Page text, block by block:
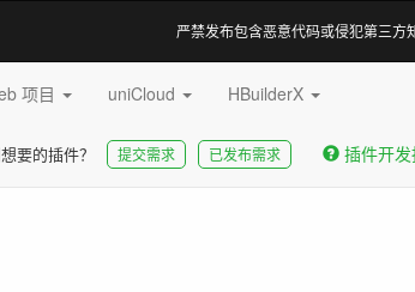
严禁发布包含恶意代码或侵犯第三方
项目 uniCloud HBuilderX
要的插件？ 提交需求 已发布需求 插件开